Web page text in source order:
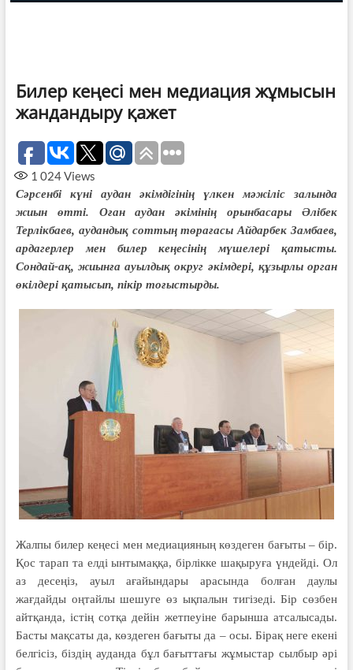
Билер кеңесі мен медиация жұмысын
жандандыру қажет
1 024Views
Сәрсенбі күні аудан әкімдігінің үлкен мәжіліс залында
жиын өтті. Оған аудан әкімінің орынбасары Әлібек
Терлікбаев, аудандық соттың төрағасы Айдарбек Замбаев,
ардагерлер мен билер кеңесінің мүшелері қатысты.
Сондай-ақ, жиынға ауылдық округ әкімдері, құзырлы орган
өкілдері қатысып, пікір тоғыстырды.
Жалпы билер кеңесі мен медиацияның көздеген бағыты – бір.
Қос тарап та елді ынтымаққа, бірлікке шақыруға үндейді. Ол
аз десеңіз, ауыл ағайындары арасында болған даулы
жағдайды оңтайлы шешуге өз ықпалын тигізеді. Бір сөзбен
айтқанда, істің сотқа дейін жетпеуіне барынша атсалысады.
Басты мақсаты да, көздеген бағыты да – осы. Бірақ неге екені
белгісіз, біздің ауданда бұл бағыттағы жұмыстар сылбыр әрі